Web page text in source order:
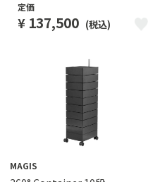
定価
¥ 137,500 (税込)
MAGIS